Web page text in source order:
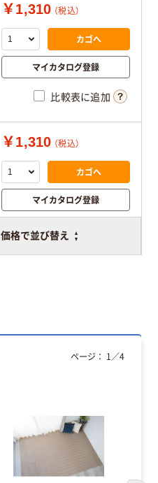
価格で並び替え
￥1,310 （税込）
カゴへ
マイカタログ登録
比較表に追加
￥1,310 （税込）
カゴへ
マイカタログ登録
比較表に追加
ページ： 1 ／4